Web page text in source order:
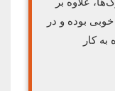
بوده و در
کار